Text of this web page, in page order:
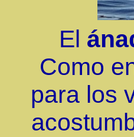
El
Como
para los